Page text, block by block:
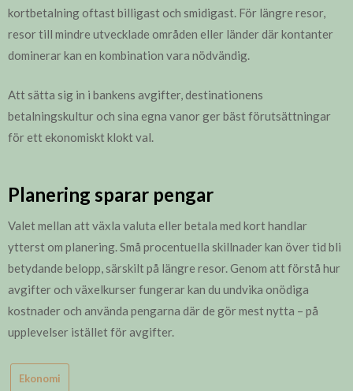
kortbetalning oftast billigast och smidigast. För längre resor,
resor till mindre utvecklade områden eller länder där kontanter
dominerar kan en kombination vara nödvändig.
Att sätta sig in i bankens avgifter, destinationens
betalningskultur och sina egna vanor ger bäst förutsättningar
för ett ekonomiskt klokt val.
Planering sparar pengar
Valet mellan att växla valuta eller betala med kort handlar
ytterst om planering. Små procentuella skillnader kan över tid bli
betydande belopp, särskilt på längre resor. Genom att förstå hur
avgifter och växelkurser fungerar kan du undvika onödiga
kostnader och använda pengarna där de gör mest nytta – på
upplevelser istället för avgifter.
Ekonomi